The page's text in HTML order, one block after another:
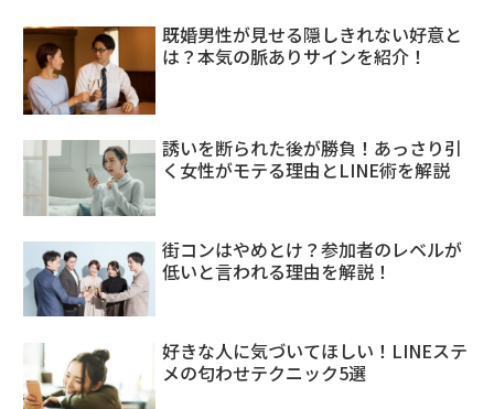
既婚男性が見せる隠しきれない好意と
は？本気の脈ありサインを紹介！
誘いを断られた後が勝負！あっさり引
く女性がモテる理由とLINE術を解説
街コンはやめとけ？参加者のレベルが
低いと言われる理由を解説！
好きな人に気づいてほしい！LINEステ
メの匂わせテクニック5選